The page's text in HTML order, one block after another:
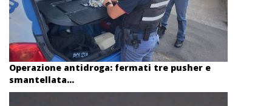
Operazione antidroga: fermati tre pusher e
smantellata...